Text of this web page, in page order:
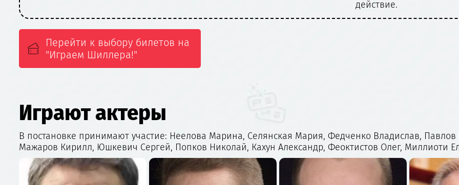
Перейти к выбору билетов на
"Играем Шиллера!"
Играют актеры
В постановке принимают участие: Неелова Марина, Селянская Мария, Федченко Владислав, Павлов
Мажаров Кирилл, Юшкевич Сергей, Попков Николай, Кахун Александр, Феоктистов Олег, Миллиоти